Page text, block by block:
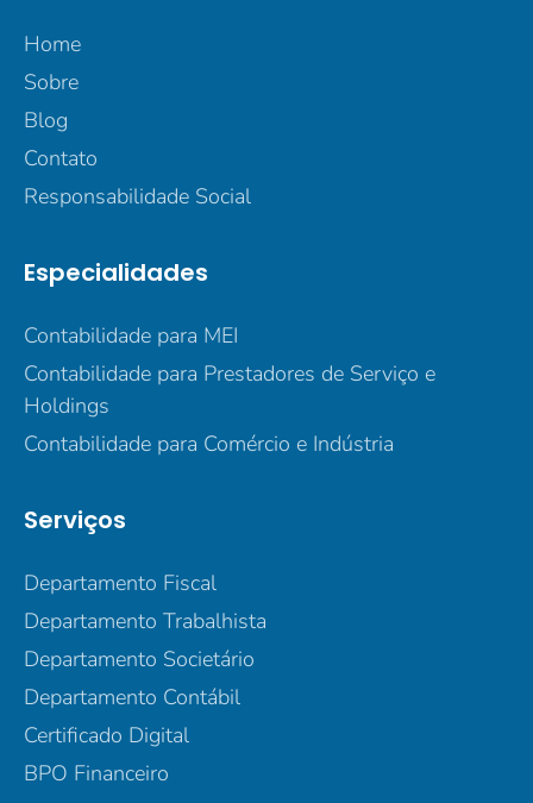
Home
Sobre
Blog
Contato
Responsabilidade Social
Especialidades
Contabilidade para MEI
Contabilidade para Prestadores de Serviço e
Holdings
Contabilidade para Comércio e Indústria
Serviços
Departamento Fiscal
Departamento Trabalhista
Departamento Societário
Departamento Contábil
Certificado Digital
BPO Financeiro